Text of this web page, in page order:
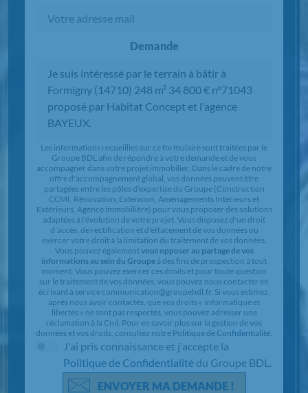
Demande
Les informations recueillies sur ce formulaire sont traitées par le
Groupe BDL afin de répondre à votre demande et de vous
accompagner dans votre projet immobilier. Dans le cadre de notre
offre d'accompagnement global, vos données peuvent être
partagées entre les pôles d'expertise du Groupe (Construction
CCMI, Rénovation, Extension, Aménagements Intérieurs et
Extérieurs, Agence immobilière) pour vous proposer des solutions
adaptées à l'évolution de votre projet. Vous disposez d'un droit
d'accès, de rectification et d'effacement de vos données ou
exercer votre droit à la limitation du traitement de vos données.
Vous pouvez égalementvous opposer au partage de vos
informations au sein du Groupe à des fins de prospection à tout
moment. Vous pouvez exercer ces droits et pour toute question
sur le traitement de vos données, vous pouvez nous contacter en
écrivant à service communication@groupebdl.fr. Si vous estimez,
après nous avoir contactés, que vos droits « informatique et
libertés » ne sont pas respectés, vous pouvez adresser une
réclamation à la Cnil. Pour en savoir plus sur la gestion de vos
données et vos droits, consultez notre Politique de Confidentialité
J'ai pris connaissance et j'accepte la
Politique de Confidentialité du Groupe BDL.
ENVOYER MA DEMANDE !